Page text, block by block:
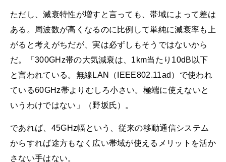
ただし、減衰特性が増すと言っても、帯域によって差は
ある。周波数が高くなるのに比例して単純に減衰率も上
がると考えがちだが、実は必ずしもそうではないから
だ。「300GHz帯の大気減衰は、1km当たり10dB以下
と言われている。無線LAN（IEEE802.11ad）で使われ
ている60GHz帯よりむしろ小さい。極端に使えないと
いうわけではない」（野坂氏）。
であれば、45GHz幅という、従来の移動通信システム
からすれば途方もなく広い帯域が使えるメリットを活か
さない手はない。